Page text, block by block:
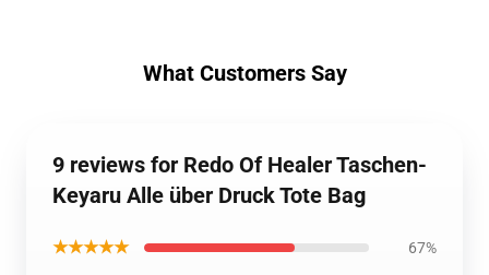
What Customers Say
9 reviews for Redo Of Healer Taschen-
Keyaru Alle über Druck Tote Bag
★★★★★ 67%